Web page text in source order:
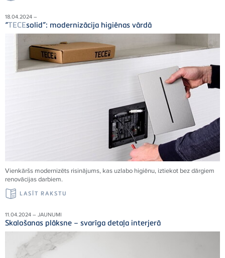
18.04.2024 –
“TECEsolid”: modernizācija higiēnas vārdā
Vienkāršs modernizēts risinājums, kas uzlabo higiēnu, iztiekot bez dārgiem
renovācijas darbiem.
LASĪT RAKSTU
11.04.2024 – JAUNUMI
Skalošanas plāksne – svarīga detaļa interjerā